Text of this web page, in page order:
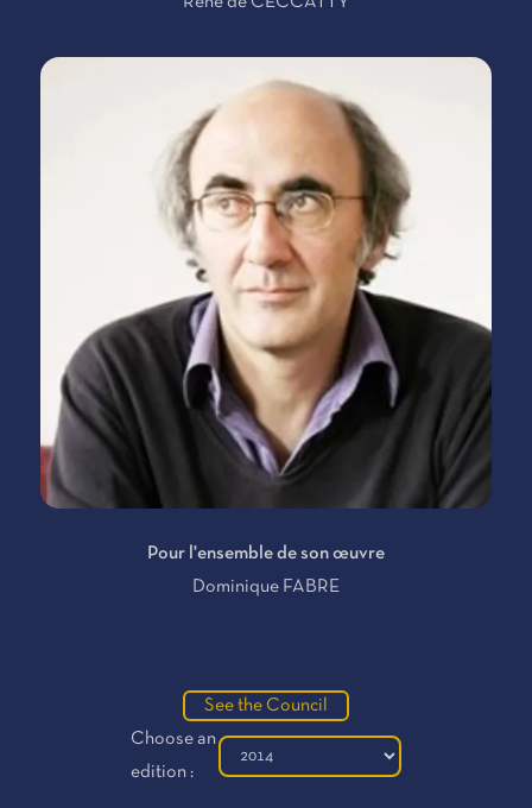
Pour l'ensemble de son œuvre
Dominique FABRE
See the Council
Choose an
edition :